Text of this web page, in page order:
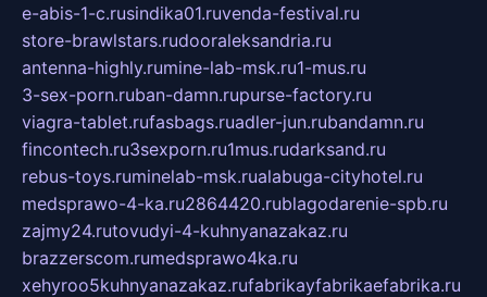
e-abis-1-c.rusindika01.ruvenda-festival.ru
store-brawlstars.rudooraleksandria.ru
antenna-highly.rumine-lab-msk.ru1-mus.ru
3-sex-porn.ruban-damn.rupurse-factory.ru
viagra-tablet.rufasbags.ruadler-jun.rubandamn.ru
fincontech.ru3sexporn.ru1mus.rudarksand.ru
rebus-toys.ruminelab-msk.rualabuga-cityhotel.ru
medsprawo-4-ka.ru2864420.rublagodarenie-spb.ru
zajmy24.rutovudyi-4-kuhnyanazakaz.ru
brazzerscom.rumedsprawo4ka.ru
xehyroo5kuhnyanazakaz.rufabrikayfabrikaefabrika.ru